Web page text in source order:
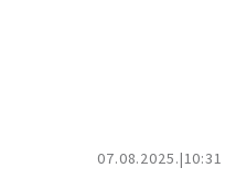
07.08.2025. 10:31